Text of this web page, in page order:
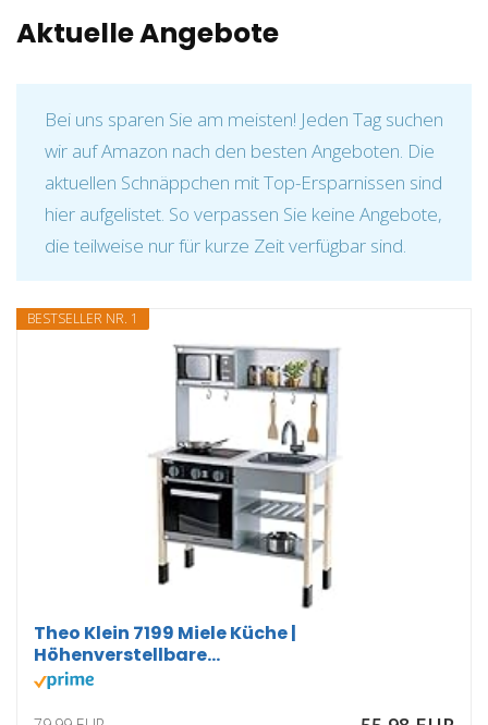
Aktuelle Angebote
Bei uns sparen Sie am meisten! Jeden Tag suchen
wir auf Amazon nach den besten Angeboten. Die
aktuellen Schnäppchen mit Top-Ersparnissen sind
hier aufgelistet. So verpassen Sie keine Angebote,
die teilweise nur für kurze Zeit verfügbar sind.
BESTSELLER NR. 1
Theo Klein 7199 Miele Küche |
Höhenverstellbare...